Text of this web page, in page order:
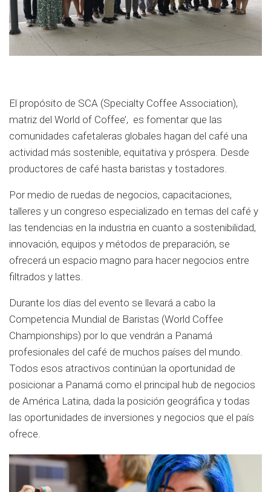
El propósito de SCA (Specialty Coffee Association),
matriz del World of Coffee’, es fomentar que las
comunidades cafetaleras globales hagan del café una
actividad más sostenible, equitativa y próspera. Desde
productores de café hasta baristas y tostadores.
Por medio de ruedas de negocios, capacitaciones,
talleres y un congreso especializado en temas del café y
las tendencias en la industria en cuanto a sostenibilidad,
innovación, equipos y métodos de preparación, se
ofrecerá un espacio magno para hacer negocios entre
filtrados y lattes.
Durante los días del evento se llevará a cabo la
Competencia Mundial de Baristas (World Coffee
Championships) por lo que vendrán a Panamá
profesionales del café de muchos países del mundo.
Todos esos atractivos continúan la oportunidad de
posicionar a Panamá como el principal hub de negocios
de América Latina, dada la posición geográfica y todas
las oportunidades de inversiones y negocios que el país
ofrece.